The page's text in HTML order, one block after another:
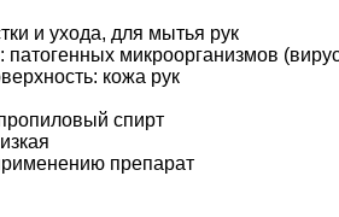
и ухода, для мытья рук
микроорганизмов
кожа рук
спирт
препарат